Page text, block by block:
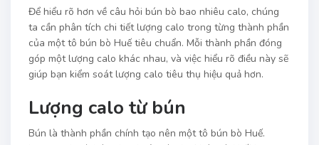
Để hiểu rõ hơn về câu hỏi bún bò bao nhiêu calo, chúng
ta cần phân tích chi tiết lượng calo trong từng thành phần
của một tô bún bò Huế tiêu chuẩn. Mỗi thành phần đóng
góp một lượng calo khác nhau, và việc hiểu rõ điều này sẽ
giúp bạn kiểm soát lượng calo tiêu thụ hiệu quả hơn.
Lượng calo từ bún
Bún là thành phần chính tạo nên một tô bún bò Huế.